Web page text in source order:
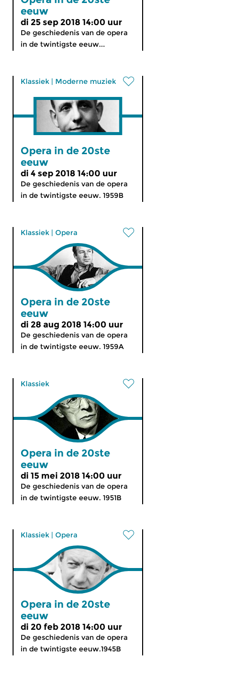
eeuw
di 25 sep 2018 14:00 uur
De geschiedenis van de opera
in de twintigste eeuw...
Klassiek | Moderne muziek
Opera in de 20ste
eeuw
di 4 sep 2018 14:00 uur
De geschiedenis van de opera
in de twintigste eeuw. 1959B
Klassiek | Opera
Opera in de 20ste
eeuw
di 28 aug 2018 14:00 uur
De geschiedenis van de opera
in de twintigste eeuw. 1959A
Klassiek
Opera in de 20ste
eeuw
di 15 mei 2018 14:00 uur
De geschiedenis van de opera
in de twintigste eeuw. 1951B
Klassiek | Opera
Opera in de 20ste
eeuw
di 20 feb 2018 14:00 uur
De geschiedenis van de opera
in de twintigste eeuw.1945B